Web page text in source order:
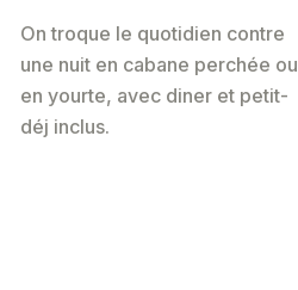
On troque le quotidien contre
une nuit en cabane perchée ou
en yourte, avec diner et petit-
déj inclus.